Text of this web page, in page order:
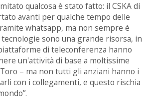
qualcosa è stato fatto: il CSKA di
avanti per qualche tempo delle
whatsapp, ma non sempre è
tecnologie sono una grande risorsa, in
di teleconferenza hanno
un'attività di base a moltissime
– ma non tutti gli anziani hanno i
con i collegamenti, e questo rischia